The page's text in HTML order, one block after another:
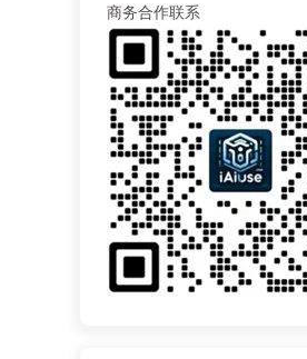
商务合作联系